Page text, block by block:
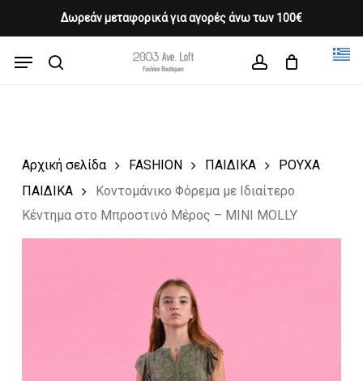
Δωρεάν μεταφορικά για αγορές άνω των 100€
content
Menu
Cart CLOSE
CART
Αρχική σελίδα FASHION ΠΑΙΔΙΚΑ
ΡΟΥΧΑ
ΠΑΙΔΙΚΑ
Κοντομάνικο Φόρεμα με Ιδιαίτερο
Κέντημα στο Μπροστινό Μέρος – MINI MOLLY
Close